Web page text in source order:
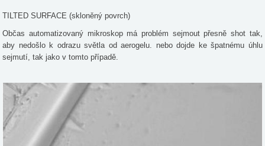
TILTED SURFACE (skloněný povrch)
Občas automatizovaný mikroskop má problém sejmout přesně shot tak,
aby nedošlo k odrazu světla od aerogelu. nebo dojde ke špatnému úhlu
sejmutí, tak jako v tomto případě.